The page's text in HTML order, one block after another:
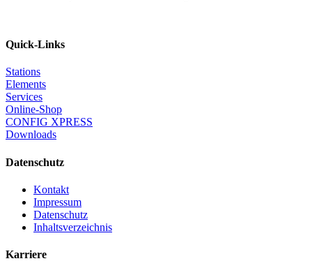
Quick-Links
Stations
Elements
Services
Online-Shop
CONFIG XPRESS
Downloads
Datenschutz
Kontakt
Impressum
Datenschutz
Inhaltsverzeichnis
Karriere